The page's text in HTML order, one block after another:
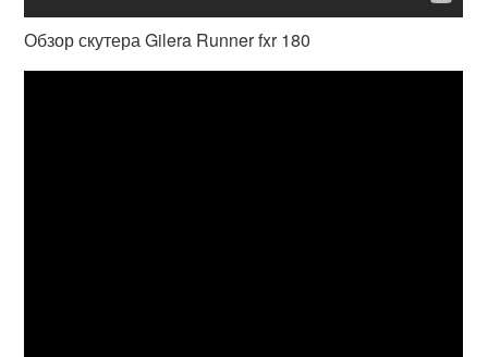
Обзор скутера Gilera Runner fxr 180